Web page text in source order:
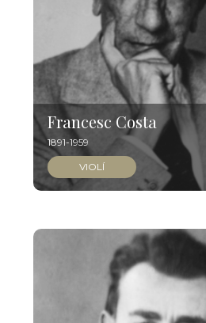
Francesc Costa
1891-1959
VIOLÍ